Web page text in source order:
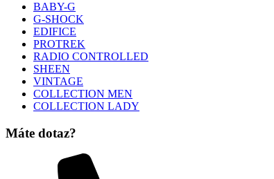
BABY-G
G-SHOCK
EDIFICE
PROTREK
RADIO CONTROLLED
SHEEN
VINTAGE
COLLECTION MEN
COLLECTION LADY
Máte dotaz?